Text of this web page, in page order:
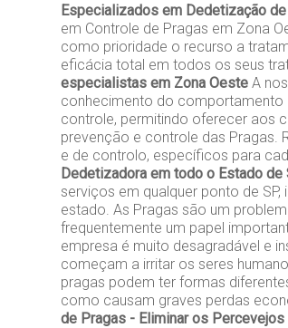
Especializados em Dedetização
em Controle de Pragas em Zona
como prioridade o recurso a
eficácia total em todos os seus
especialistas em Zona Oeste A
conhecimento do comportamento
controle, permitindo oferecer aos
prevenção e controle das Pragas.
e de controlo, específicos para
Dedetizadora em todo o Estado
serviços em qualquer ponto de
estado. As Pragas são um
frequentemente um papel
empresa é muito desagradável e
começam a irritar os seres
pragas podem ter formas
como causam graves perdas
de Pragas - Eliminar os